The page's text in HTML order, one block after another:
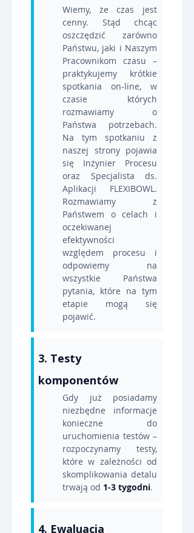
Wiemy, że czas jest
cenny. Stąd chcąc
oszczędzić zarówno
Państwu, jaki i Naszym
Pracownikom czasu –
praktykujemy krótkie
spotkania on-line, w
czasie których
rozmawiamy o
Państwa potrzebach.
Na tym spotkaniu z
naszej strony pojawia
się Inżynier Procesu
oraz Specjalista ds.
Aplikacji FLEXIBOWL.
Rozmawiamy z
Państwem o celach i
oczekiwanej
efektywności
względem procesu i
odpowiemy na
wszystkie Państwa
pytania, które na tym
etapie mogą się
pojawić.
3. Testy
komponentów
Gdy już posiadamy
niezbędne informacje
konieczne do
uruchomienia testów –
rozpoczynamy testy,
które w zależności od
skomplikowania detalu
trwają od 1-3 tygodni.
4. Ewaluacja